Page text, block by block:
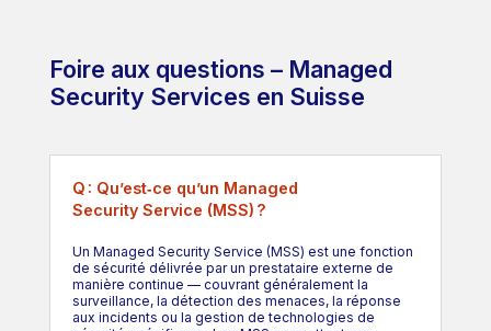
Foire aux questions – Managed
Security Services en Suisse
Q : Qu’est‑ce qu’un Managed
Security Service (MSS) ?
Un Managed Security Service (MSS) est une fonction
de sécurité délivrée par un prestataire externe de
manière continue — couvrant généralement la
surveillance, la détection des menaces, la réponse
aux incidents ou la gestion de technologies de